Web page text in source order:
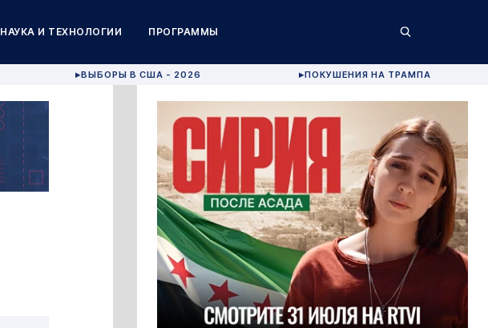
НАУКА И ТЕХНОЛОГИИ ПРОГРАММЫ
▶ВЫБОРЫ В США - 2026 ▶ПОКУШЕНИЯ НА ТРАМПА